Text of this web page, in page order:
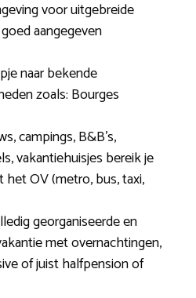
voor uitgebreide
aangegeven
naar bekende
zoals: Bourges
campings, B&B’s,
vakantiehuisjes bereik je
OV (metro, bus, taxi,
georganiseerde en
met overnachtingen,
of juist halfpension of